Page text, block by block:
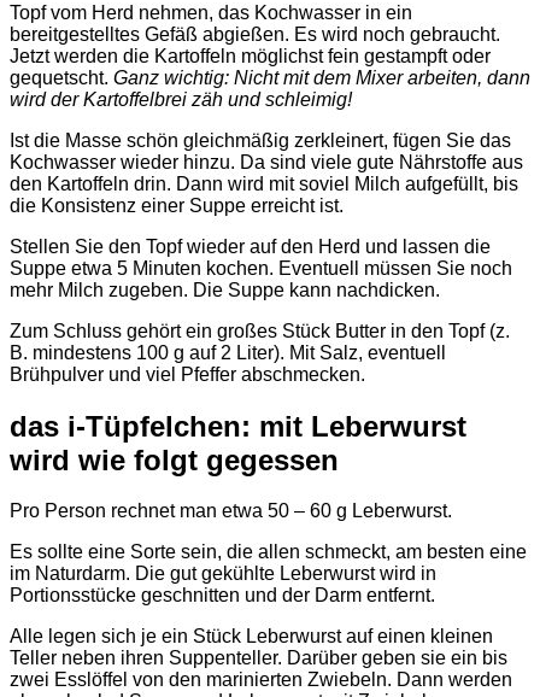
Topf vom Herd nehmen, das Kochwasser in ein
bereitgestelltes Gefäß abgießen. Es wird noch gebraucht.
Jetzt werden die Kartoffeln möglichst fein gestampft oder
gequetscht. Ganz wichtig: Nicht mit dem Mixer arbeiten, dann
wird der Kartoffelbrei zäh und schleimig!
Ist die Masse schön gleichmäßig zerkleinert, fügen Sie das
Kochwasser wieder hinzu. Da sind viele gute Nährstoffe aus
den Kartoffeln drin. Dann wird mit soviel Milch aufgefüllt, bis
die Konsistenz einer Suppe erreicht ist.
Stellen Sie den Topf wieder auf den Herd und lassen die
Suppe etwa 5 Minuten kochen. Eventuell müssen Sie noch
mehr Milch zugeben. Die Suppe kann nachdicken.
Zum Schluss gehört ein großes Stück Butter in den Topf (z.
B. mindestens 100 g auf 2 Liter). Mit Salz, eventuell
Brühpulver und viel Pfeffer abschmecken.
das i-Tüpfelchen: mit Leberwurst
wird wie folgt gegessen
Pro Person rechnet man etwa 50 – 60 g Leberwurst.
Es sollte eine Sorte sein, die allen schmeckt, am besten eine
im Naturdarm. Die gut gekühlte Leberwurst wird in
Portionsstücke geschnitten und der Darm entfernt.
Alle legen sich je ein Stück Leberwurst auf einen kleinen
Teller neben ihren Suppenteller. Darüber geben sie ein bis
zwei Esslöffel von den marinierten Zwiebeln. Dann werden